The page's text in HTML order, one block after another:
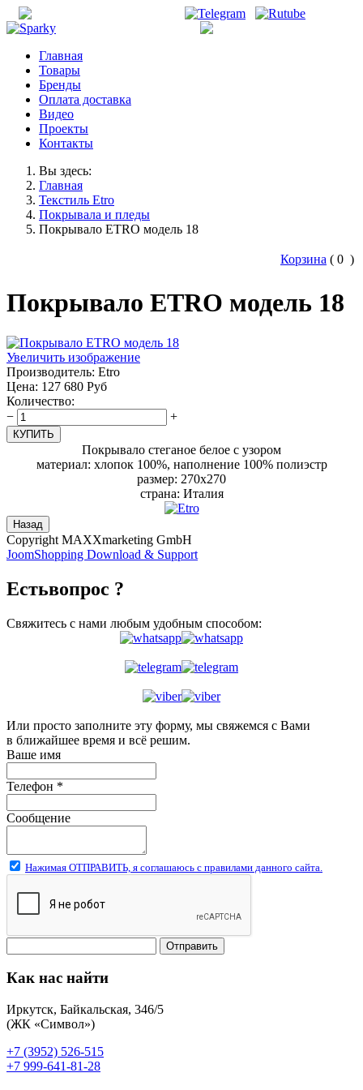
Главная
Товары
Бренды
Оплата доставка
Видео
Проекты
Контакты
Вы здесь:
Главная
Текстиль Etro
Покрывала и пледы
Покрывало ETRO модель 18
Корзина ( 0 )
Покрывало ETRO модель 18
Увеличить изображение
Производитель: Etro
Цена: 127 680 Руб
Количество:
−
+
Покрывало стеганое белое с узором
материал: хлопок 100%, наполнение 100% полиэстр
размер: 270х270
страна: Италия
Copyright MAXXmarketing GmbH
JoomShopping Download & Support
Естьвопрос ?
Свяжитесь с нами любым удобным способом:
Или просто заполните эту форму, мы свяжемся с Вами
в ближайшее время и всё решим.
Ваше имя
Телефон *
Сообщение
Нажимая ОТПРАВИТЬ, я соглашаюсь с правилами данного сайта.
Отправить
Как нас найти
Иркутск, Байкальская, 346/5
(ЖК «Символ»)
+7 (3952) 526-515
+7 999-641-81-28